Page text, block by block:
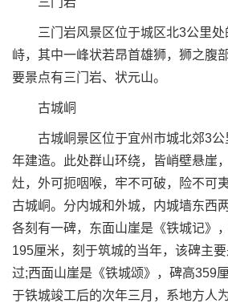
三门岩风景区位于城区北3公里处
峙，其中一峰状若昂首雄狮，狮之腹
要景点有三门岩、状元山。
古城峒
古城峒景区位于宜州市城北郊3公
年建造。此处群山环绕，皆峭壁悬崖
灶，外可扼咽喉，牢不可破，险不可
古城峒。分内城和外城，内城墙东西
各刻有一碑，东面山崖是《铁城记》
195厘米，刻于筑城的当年，该碑主
过;西面山崖是《铁城颂》，碑高359
于铁城竣工后的次年三月，系地方人